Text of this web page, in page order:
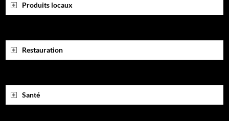
Produits locaux
Restauration
Santé